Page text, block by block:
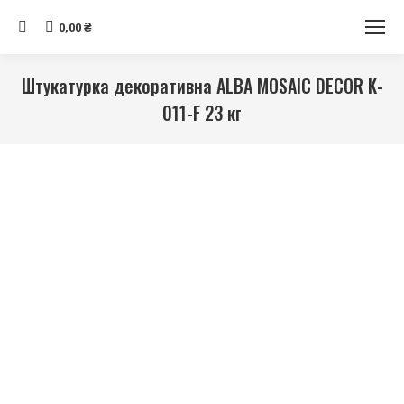
Search:0,00 ₴
Штукатурка декоративна ALBA MOSAIC DECOR K-
011-F 23 кг